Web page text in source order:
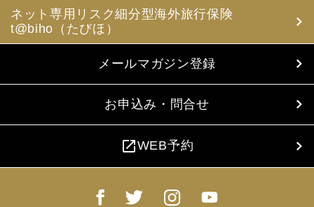
ネット専用リスク細分型海外旅行保険
t@biho（たびほ）
メールマガジン登録
お申込み・問合せ
open_in_newWEB予約